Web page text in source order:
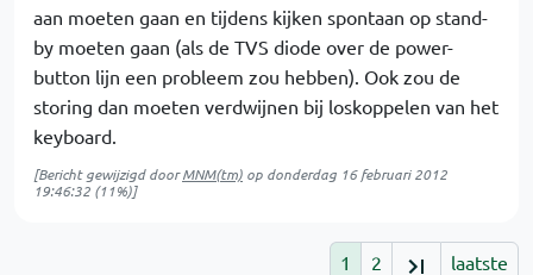
aan moeten gaan en tijdens kijken spontaan op stand-
by moeten gaan (als de TVS diode over de power-
button lijn een probleem zou hebben). Ook zou de
storing dan moeten verdwijnen bij loskoppelen van het
keyboard.
[Bericht gewijzigd doorMNM(tm) op donderdag 16 februari 2012
19:46:32 (11%)]
1 2 laatste